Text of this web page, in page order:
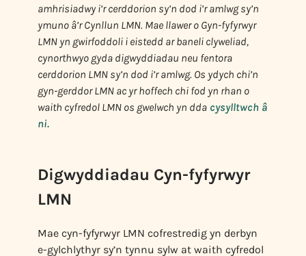
amhrisiadwy i’r cerddorion sy’n dod i’r amlwg sy’n
ymuno â’r Cynllun LMN. Mae llawer o Gyn-fyfyrwyr
LMN yn gwirfoddoli i eistedd ar baneli clyweliad,
cynorthwyo gyda digwyddiadau neu fentora
cerddorion LMN sy’n dod i’r amlwg. Os ydych chi’n
gyn-gerddor LMN ac yr hoffech chi fod yn rhan o
waith cyfredol LMN os gwelwch yn dda cysylltwch â
ni.
Digwyddiadau Cyn-fyfyrwyr
LMN
Mae cyn-fyfyrwyr LMN cofrestredig yn derbyn
e-gylchlythyr sy’n tynnu sylw at waith cyfredol